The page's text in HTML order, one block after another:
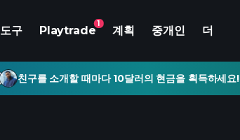
도구 Playtrade
1
계획 중개인 더
친구를 소개할 때마다 10달러의 현금을 획득하세요!